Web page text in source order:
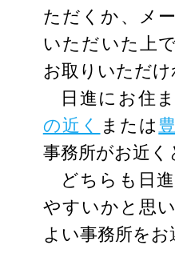
ただくか、メ
いただいた上
お取りいただけ
日進にお住
の近く または
事務所がお近く
どちらも日
やすいかと思
よい事務所をお